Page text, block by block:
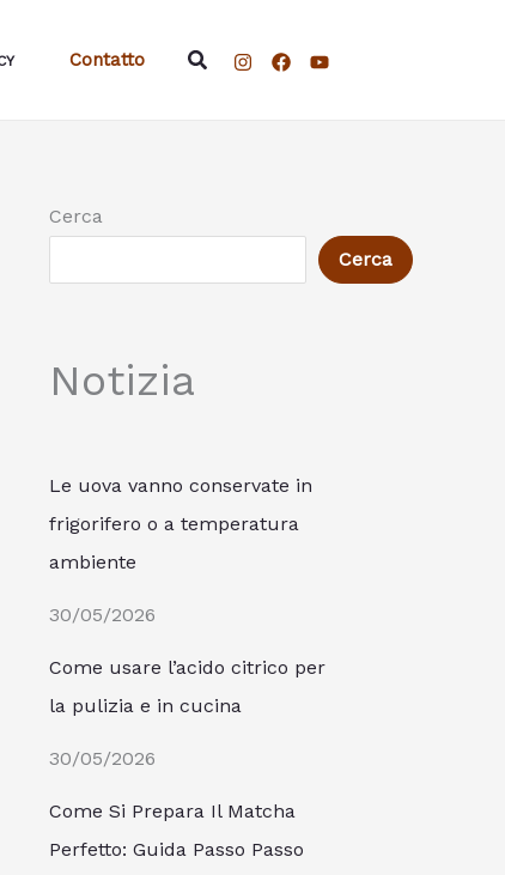
Contatto Cerca
Cerca
Cerca
Notizia
Le uova vanno conservate in
frigorifero o a temperatura
ambiente
30/05/2026
Come usare l’acido citrico per
la pulizia e in cucina
30/05/2026
Come Si Prepara Il Matcha
Perfetto: Guida Passo Passo